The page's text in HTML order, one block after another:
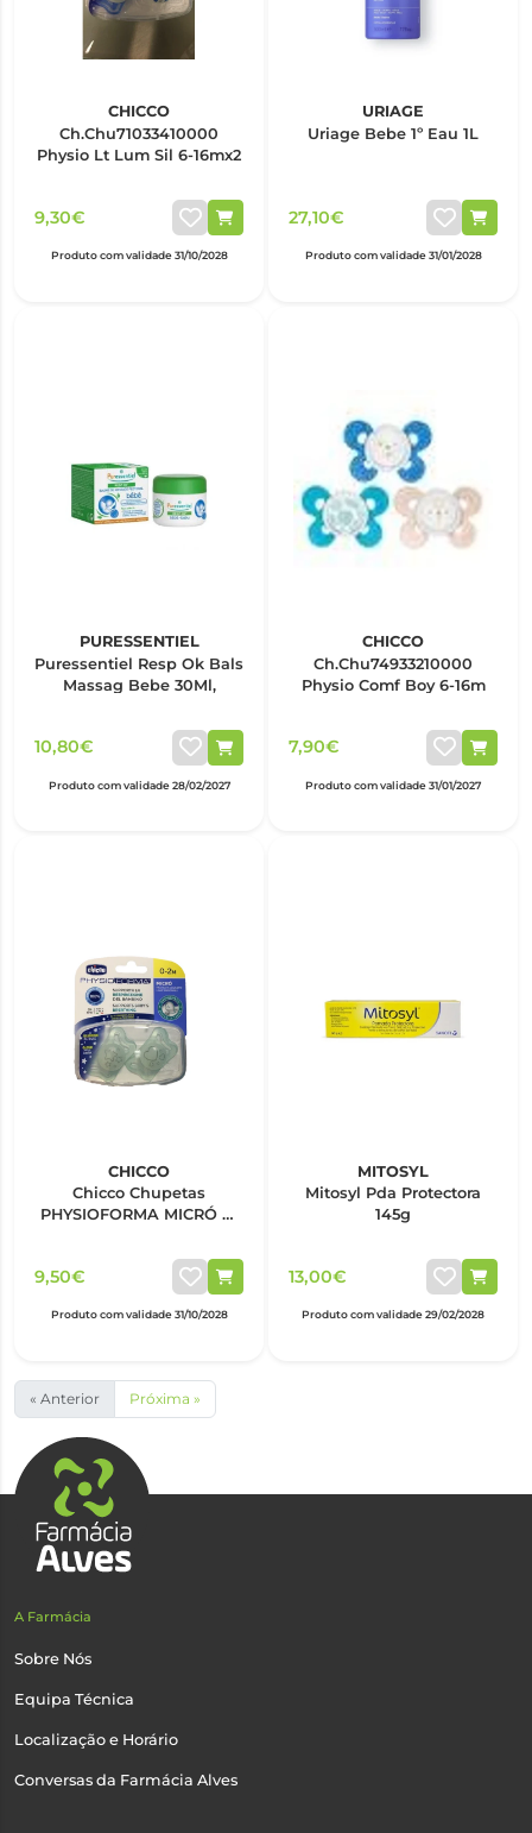
CHICCO
Ch.Chu71033410000
Physio Lt Lum Sil 6-16mx2
9,30€
Produto com validade 31/10/2028
URIAGE
Uriage Bebe 1º Eau 1L
27,10€
Produto com validade 31/01/2028
PURESSENTIEL
Puressentiel Resp Ok Bals
Massag Bebe 30Ml,
10,80€
Produto com validade 28/02/2027
CHICCO
Ch.Chu74933210000
Physio Comf Boy 6-16m
7,90€
Produto com validade 31/01/2027
CHICCO
Chicco Chupetas
PHYSIOFORMA MICRÓ 0-
9,50€
Produto com validade 31/10/2028
MITOSYL
Mitosyl Pda Protectora
145g
13,00€
Produto com validade 29/02/2028
« Anterior Próxima »
A Farmácia
Sobre Nós
Equipa Técnica
Localização e Horário
Conversas da Farmácia Alves